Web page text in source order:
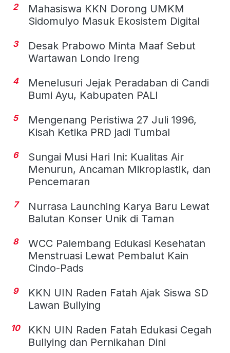
2
Mahasiswa KKN Dorong UMKM
Sidomulyo Masuk Ekosistem Digital
3
Desak Prabowo Minta Maaf Sebut
Wartawan Londo Ireng
4
Menelusuri Jejak Peradaban di Candi
Bumi Ayu, Kabupaten PALI
5
Mengenang Peristiwa 27 Juli 1996,
Kisah Ketika PRD jadi Tumbal
6
Sungai Musi Hari Ini: Kualitas Air
Menurun, Ancaman Mikroplastik, dan
Pencemaran
7
Nurrasa Launching Karya Baru Lewat
Balutan Konser Unik di Taman
8
WCC Palembang Edukasi Kesehatan
Menstruasi Lewat Pembalut Kain
Cindo-Pads
9
KKN UIN Raden Fatah Ajak Siswa SD
Lawan Bullying
10
KKN UIN Raden Fatah Edukasi Cegah
Bullying dan Pernikahan Dini